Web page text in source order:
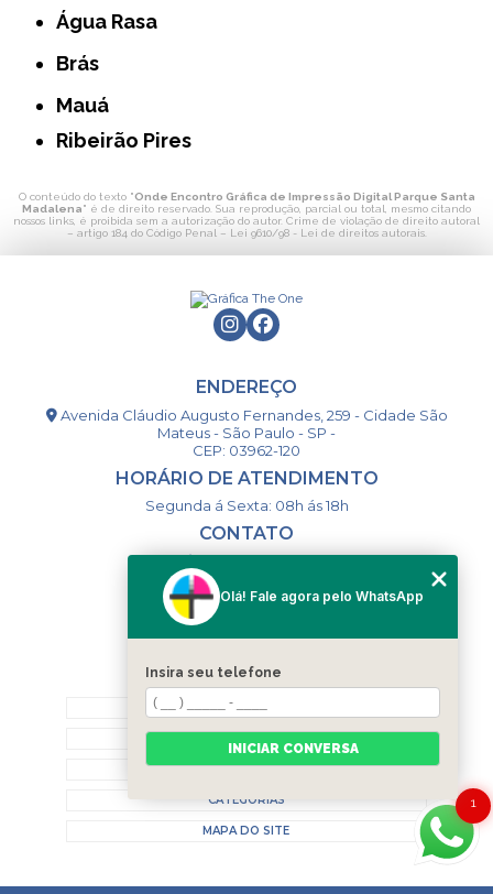
Água Rasa
Brás
Mauá
Ribeirão Pires
O conteúdo do texto "Onde Encontro Gráfica de Impressão Digital Parque Santa
Madalena" é de direito reservado. Sua reprodução, parcial ou total, mesmo citando
nossos links, é proibida sem a autorização do autor. Crime de violação de direito autoral
– artigo 184 do Código Penal – Lei 9610/98 - Lei de direitos autorais.
ENDEREÇO
Avenida Cláudio Augusto Fernandes, 259 - Cidade São
Mateus - São Paulo - SP -
CEP: 03962-120
HORÁRIO DE ATENDIMENTO
Segunda á Sexta: 08h ás 18h
CONTATO
(11) 98993-9556
togsm1@gmail.com
MENU
HOME
CONTATO
CATEGORIAS
MAPA DO SITE
1
Olá! Fale agora pelo WhatsApp
Insira seu telefone
INICIAR CONVERSA